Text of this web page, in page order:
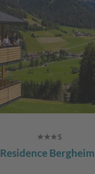
Residence Bergheim